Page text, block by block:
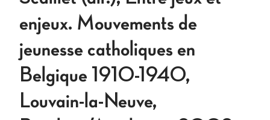
enjeux. Mouvements de
jeunesse catholiques en
Belgique 1910-1940,
Louvain-la-Neuve,